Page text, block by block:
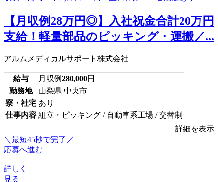
【月収例28万円◎】入社祝金合計20万円
支給！軽量部品のピッキング・運搬／...
アルムメディカルサポート株式会社
給与 月収例280,000円
勤務地
山梨県 中央市
寮・社宅 あり
仕事内容 組立・ピッキング / 自動車系工場 / 交替制
詳細を表示
＼最短45秒で完了／
応募へ進む
詳しく
見る